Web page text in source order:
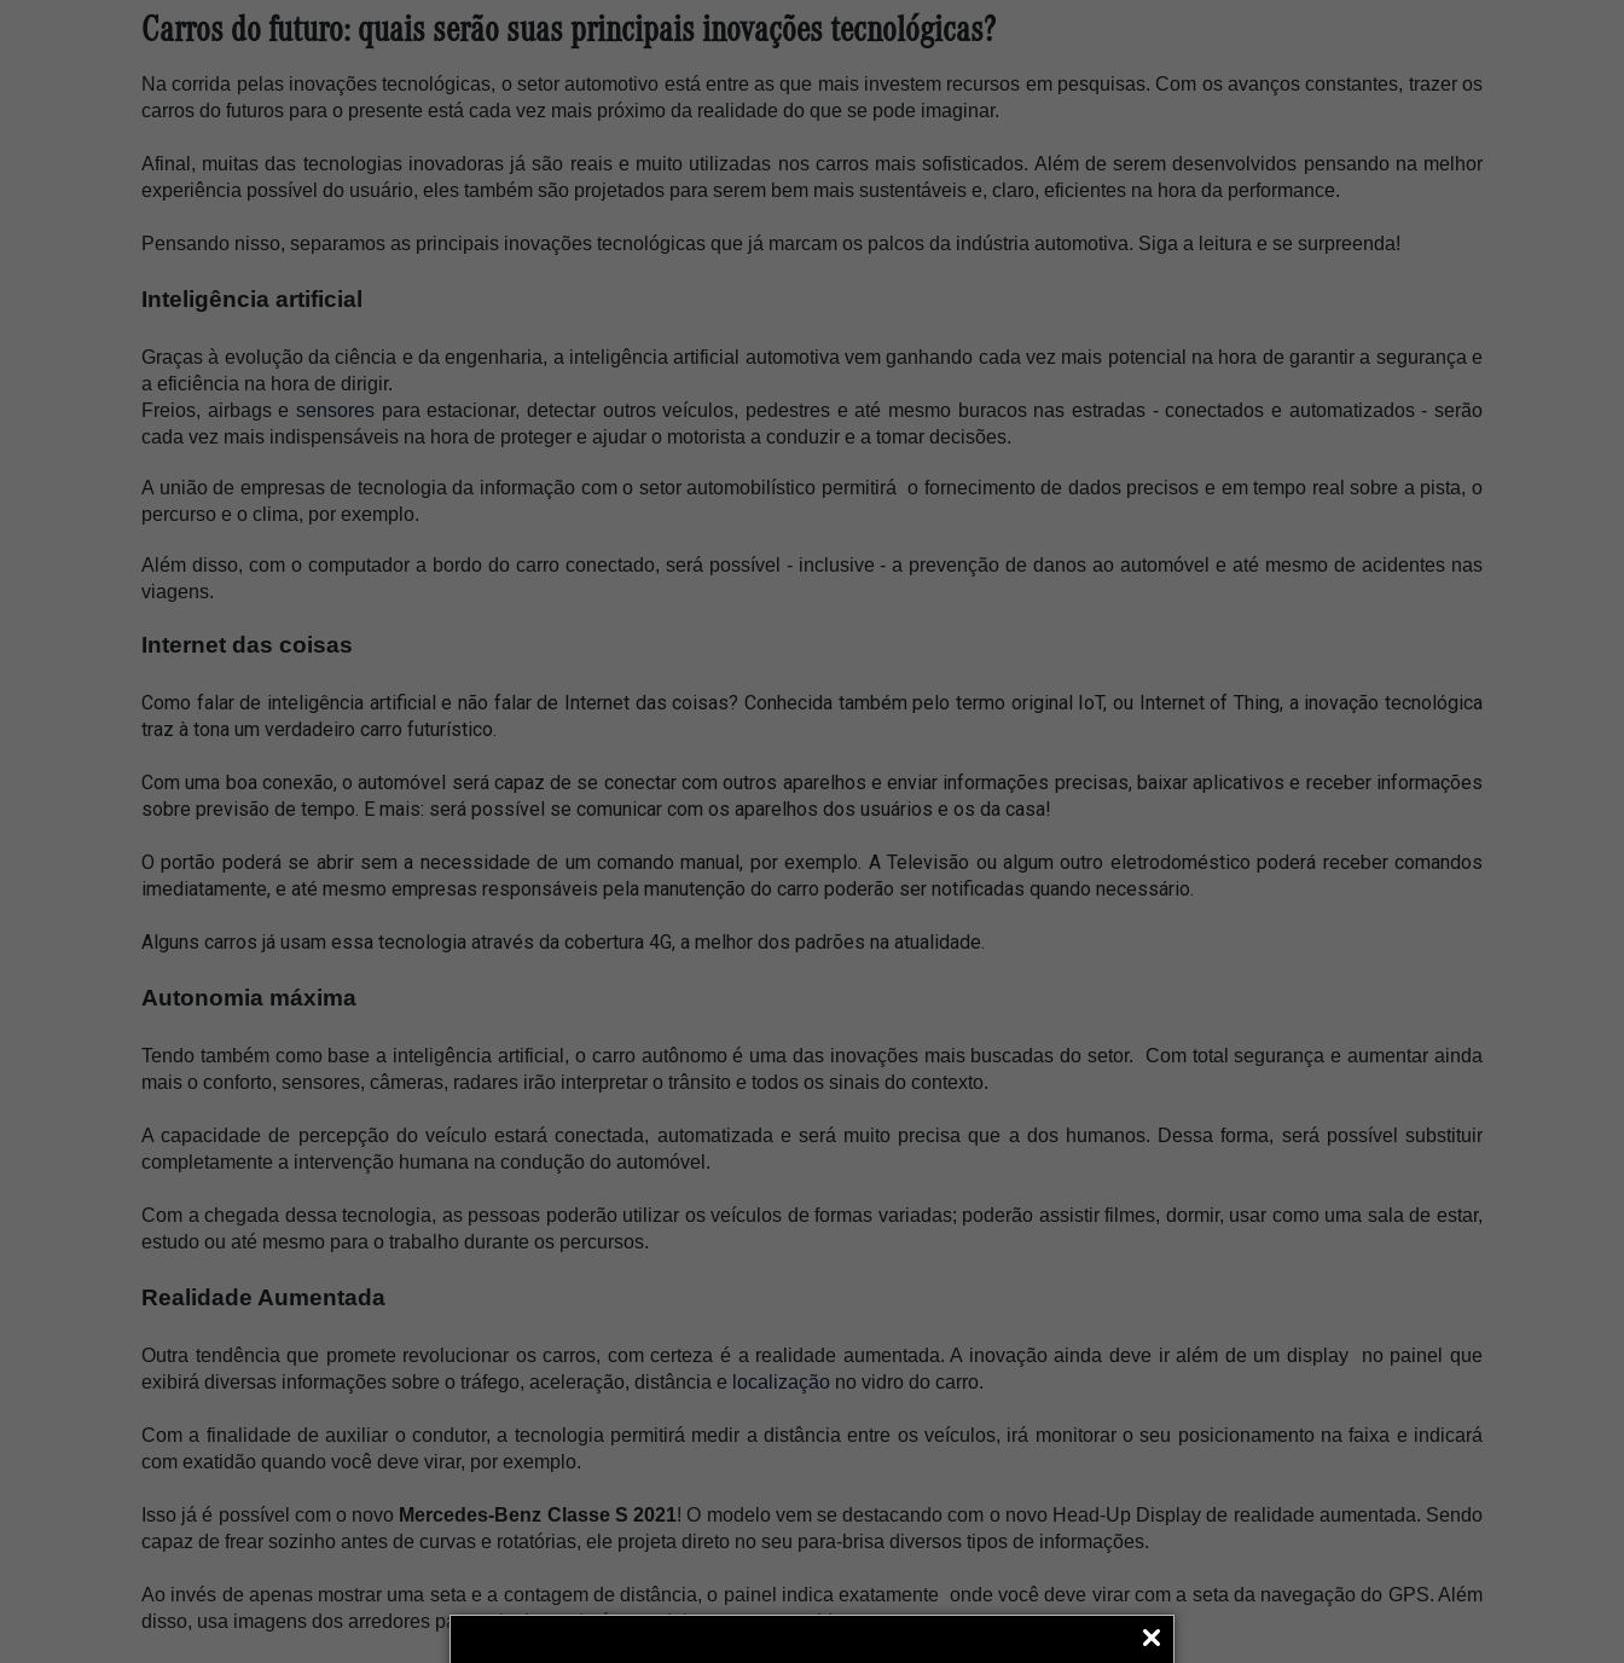
Carros do futuro: quais serão suas principais inovações tecnológicas?
Na corrida pelas inovações tecnológicas, o setor automotivo está entre as que mais investem recursos em pesquisas. Com os avanços constantes, trazer os
carros do futuros para o presente está cada vez mais próximo da realidade do que se pode imaginar.
Afinal, muitas das tecnologias inovadoras já são reais e muito utilizadas nos carros mais sofisticados. Além de serem desenvolvidos pensando na melhor
experiência possível do usuário, eles também são projetados para serem bem mais sustentáveis e, claro, eficientes na hora da performance.
Pensando nisso, separamos as principais inovações tecnológicas que já marcam os palcos da indústria automotiva. Siga a leitura e se surpreenda!
Inteligência artificial
Graças à evolução da ciência e da engenharia, a inteligência artificial automotiva vem ganhando cada vez mais potencial na hora de garantir a segurança e
a eficiência na hora de dirigir.
Freios, airbags e sensores para estacionar, detectar outros veículos, pedestres e até mesmo buracos nas estradas - conectados e automatizados - serão
cada vez mais indispensáveis na hora de proteger e ajudar o motorista a conduzir e a tomar decisões.
A união de empresas de tecnologia da informação com o setor automobilístico permitirá  o fornecimento de dados precisos e em tempo real sobre a pista, o
percurso e o clima, por exemplo.
Além disso, com o computador a bordo do carro conectado, será possível - inclusive - a prevenção de danos ao automóvel e até mesmo de acidentes nas
viagens.
Internet das coisas
Como falar de inteligência artificial e não falar de Internet das coisas? Conhecida também pelo termo original IoT, ou Internet of Thing, a inovação tecnológica
traz à tona um verdadeiro carro futurístico.
Com uma boa conexão, o automóvel será capaz de se conectar com outros aparelhos e enviar informações precisas, baixar aplicativos e receber informações
sobre previsão de tempo. E mais: será possível se comunicar com os aparelhos dos usuários e os da casa!
O portão poderá se abrir sem a necessidade de um comando manual, por exemplo. A Televisão ou algum outro eletrodoméstico poderá receber comandos
imediatamente, e até mesmo empresas responsáveis pela manutenção do carro poderão ser notificadas quando necessário.
Alguns carros já usam essa tecnologia através da cobertura 4G, a melhor dos padrões na atualidade.
Autonomia máxima
Tendo também como base a inteligência artificial, o carro autônomo é uma das inovações mais buscadas do setor.  Com total segurança e aumentar ainda
mais o conforto, sensores, câmeras, radares irão interpretar o trânsito e todos os sinais do contexto.
A capacidade de percepção do veículo estará conectada, automatizada e será muito precisa que a dos humanos. Dessa forma, será possível substituir
completamente a intervenção humana na condução do automóvel.
Com a chegada dessa tecnologia, as pessoas poderão utilizar os veículos de formas variadas; poderão assistir filmes, dormir, usar como uma sala de estar,
estudo ou até mesmo para o trabalho durante os percursos.
Realidade Aumentada
Outra tendência que promete revolucionar os carros, com certeza é a realidade aumentada. A inovação ainda deve ir além de um display  no painel que
exibirá diversas informações sobre o tráfego, aceleração, distância e localização no vidro do carro.
Com a finalidade de auxiliar o condutor, a tecnologia permitirá medir a distância entre os veículos, irá monitorar o seu posicionamento na faixa e indicará
com exatidão quando você deve virar, por exemplo.
Isso já é possível com o novo Mercedes-Benz Classe S 2021! O modelo vem se destacando com o novo Head-Up Display de realidade aumentada. Sendo
capaz de frear sozinho antes de curvas e rotatórias, ele projeta direto no seu para-brisa diversos tipos de informações.
Ao invés de apenas mostrar uma seta e a contagem de distância, o painel indica exatamente  onde você deve virar com a seta da navegação do GPS. Além
disso, usa imagens dos arredores para calcular onde é o caminho a ser percorrido.